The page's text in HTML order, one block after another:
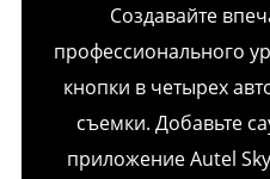
Создавайте
профессионального
кнопки в четырех
съемки. Добавьте
приложение Autel